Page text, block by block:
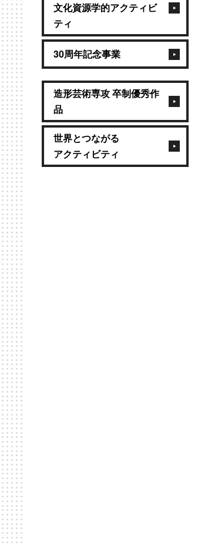
文化資源学的アクティビ
ティ
30周年記念事業
造形芸術専攻 卒制優秀作
品
世界とつながる
アクティビティ